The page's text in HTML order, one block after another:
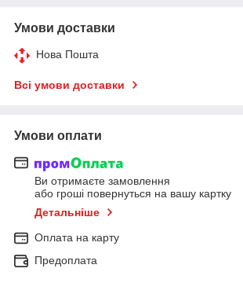
Умови доставки
Нова Пошта
Всі умови доставки
Умови оплати
Ви отримаєте замовлення
або гроші повернуться на вашу картку
Детальніше
Оплата на карту
Предоплата